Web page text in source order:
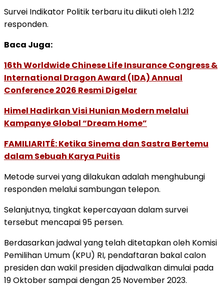
Survei Indikator Politik terbaru itu diikuti oleh 1.212
responden.
Baca Juga:
16th Worldwide Chinese Life Insurance Congress &
International Dragon Award (IDA) Annual
Conference 2026 Resmi Digelar
Himel Hadirkan Visi Hunian Modern melalui
Kampanye Global “Dream Home”
FAMILIARITÉ: Ketika Sinema dan Sastra Bertemu
dalam Sebuah Karya Puitis
Metode survei yang dilakukan adalah menghubungi
responden melalui sambungan telepon.
Selanjutnya, tingkat kepercayaan dalam survei
tersebut mencapai 95 persen.
Berdasarkan jadwal yang telah ditetapkan oleh Komisi
Pemilihan Umum (KPU) RI, pendaftaran bakal calon
presiden dan wakil presiden dijadwalkan dimulai pada
19 Oktober sampai dengan 25 November 2023.